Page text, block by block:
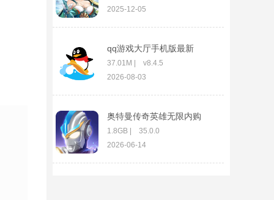
2025-12-05
qq游戏大厅手机版最新
版
37.01M | v8.4.5
2026-08-03
奥特曼传奇英雄无限内购
破解版2024
1.8GB | 35.0.0
2026-06-14